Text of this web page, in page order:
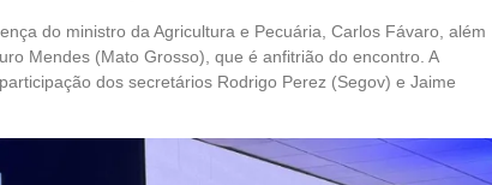
do ministro da Agricultura e Pecuária, Carlos Fávaro, além
Mendes (Mato Grosso), que é anfitrião do encontro. A
dos secretários Rodrigo Perez (Segov) e Jaime